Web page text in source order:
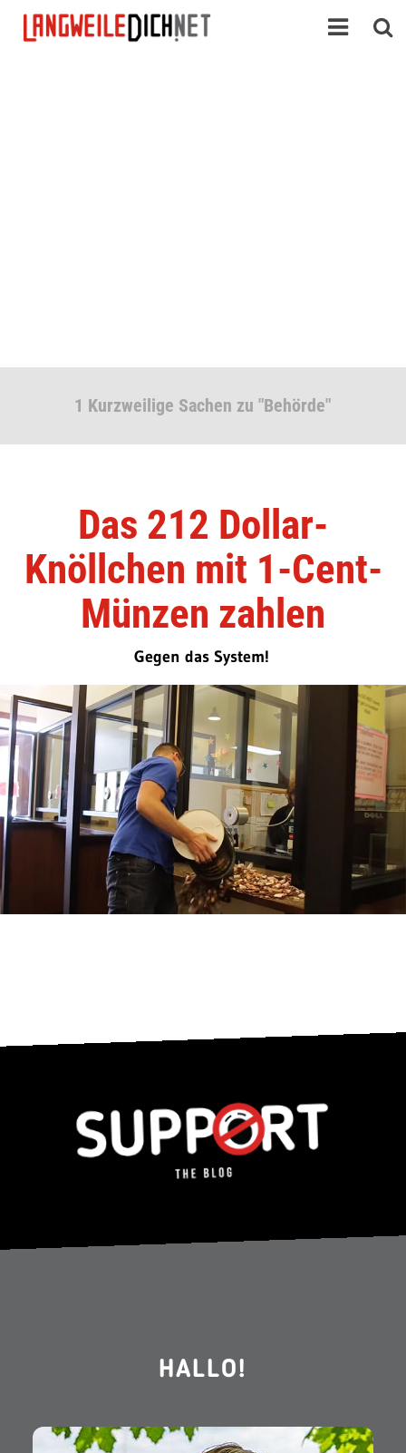
1 Kurzweilige Sachen zu "Behörde"
Das 212 Dollar-
Knöllchen mit 1-Cent-
Münzen zahlen
Gegen das System!
HALLO!